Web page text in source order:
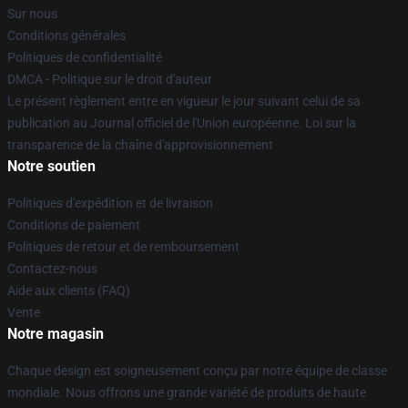
Sur nous
Conditions générales
Politiques de confidentialité
DMCA - Politique sur le droit d'auteur
Le présent règlement entre en vigueur le jour suivant celui de sa
publication au Journal officiel de l'Union européenne. Loi sur la
transparence de la chaîne d'approvisionnement
Notre soutien
Politiques d'expédition et de livraison
Conditions de paiement
Politiques de retour et de remboursement
Contactez-nous
Aide aux clients (FAQ)
Vente
Notre magasin
Chaque design est soigneusement conçu par notre équipe de classe
mondiale. Nous offrons une grande variété de produits de haute